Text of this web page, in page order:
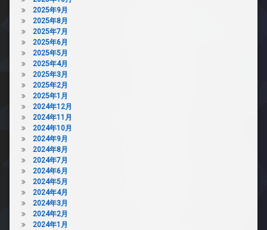
2025年9月
2025年8月
2025年7月
2025年6月
2025年5月
2025年4月
2025年3月
2025年2月
2025年1月
2024年12月
2024年11月
2024年10月
2024年9月
2024年8月
2024年7月
2024年6月
2024年5月
2024年4月
2024年3月
2024年2月
2024年1月